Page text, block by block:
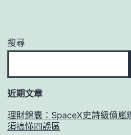
搜尋
近期文章
理財錦囊：SpaceX史詩級億嵐
須搞懂四誤區